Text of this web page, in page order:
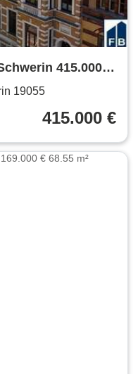
415.000 €
19055
415.000 €